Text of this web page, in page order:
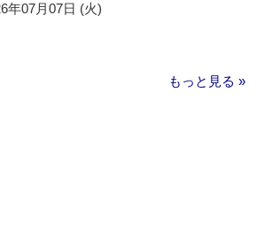
年07月07日 (火)
もっと見る »